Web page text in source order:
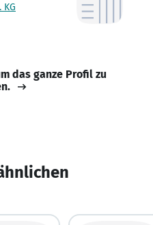
KG
das ganze Profil zu